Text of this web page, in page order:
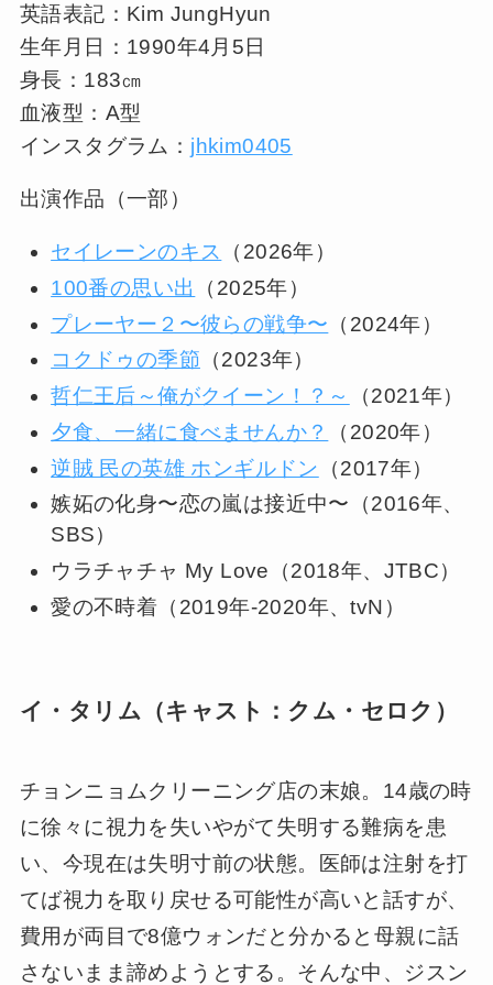
英語表記：Kim JungHyun
生年月日：1990年4月5日
身長：183㎝
血液型：A型
インスタグラム： jhkim0405
出演作品（一部）
セイレーンのキス
（2026年）
100番の思い出
（2025年）
プレーヤー２〜彼らの戦争〜 （2024年）
コクドゥの季節 （2023年）
哲仁王后～俺がクイーン！？～
（2021年）
夕食、一緒に食べませんか？
（2020年）
逆賊 民の英雄 ホンギルドン （2017年）
嫉妬の化身〜恋の嵐は接近中〜（2016年、
SBS）
ウラチャチャ My Love（2018年、JTBC）
愛の不時着（2019年-2020年、tvN）
イ・タリム（キャスト：クム・セロク）
チョンニョムクリーニング店の末娘。14歳の時
に徐々に視力を失いやがて失明する難病を患
い、今現在は失明寸前の状態。医師は注射を打
てば視力を取り戻せる可能性が高いと話すが、
費用が両目で8億ウォンだと分かると母親に話
さないまま諦めようとする。そんな中、ジスン